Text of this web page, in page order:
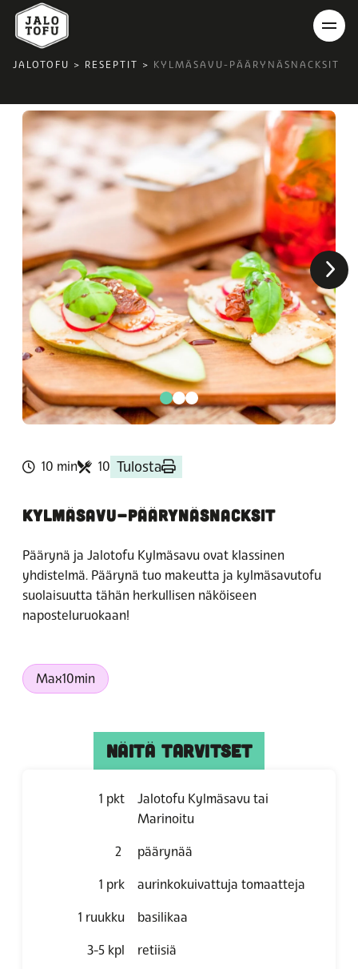
JALOTOFU > RESEPTIT > KYLMÄSAVU-PÄÄRYNÄSNACKSIT
10 min 10 Tulosta
KYLMÄSAVU-PÄÄRYNÄSNACKSIT
Päärynä ja Jalotofu Kylmäsavu ovat klassinen
yhdistelmä. Päärynä tuo makeutta ja kylmäsavutofu
suolaisuutta tähän herkullisen näköiseen
naposteluruokaan!
Max10min
NÄITÄ TARVITSET
1 pkt
Jalotofu Kylmäsavu tai
Marinoitu
2 päärynää
1 prk aurinkokuivattuja tomaatteja
1 ruukku basilikaa
3-5 kpl retiisiä